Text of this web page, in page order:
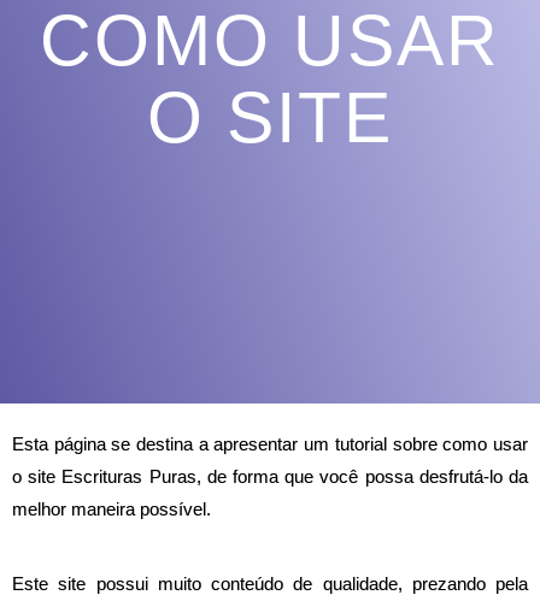
COMO USAR
O SITE
Esta página se destina a apresentar um tutorial sobre como usar
o site Escrituras Puras, de forma que você possa desfrutá-lo da
melhor maneira possível.
Este site possui muito conteúdo de qualidade, prezando pela